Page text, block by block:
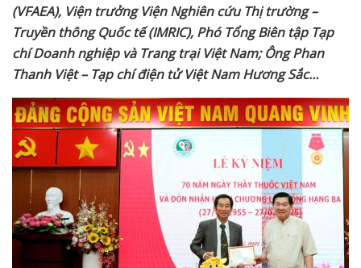
(VFAEA), Viện trưởng Viện Nghiên cứu Thị trường –
Truyền thông Quốc tế (IMRIC), Phó Tổng Biên tập Tạp
chí Doanh nghiệp và Trang trại Việt Nam; Ông Phan
Thanh Việt – Tạp chí điện tử Việt Nam Hương Sắc…